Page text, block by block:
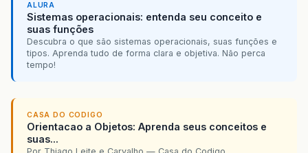
ALURA
Sistemas operacionais: entenda seu conceito e
suas funções
Descubra o que são sistemas operacionais, suas funções e
tipos. Aprenda tudo de forma clara e objetiva. Não perca
tempo!
CASA DO CODIGO
Orientacao a Objetos: Aprenda seus conceitos e
suas...